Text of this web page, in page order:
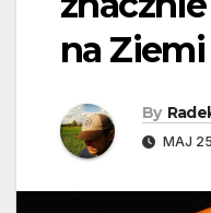
na Ziemi
By
MAJ